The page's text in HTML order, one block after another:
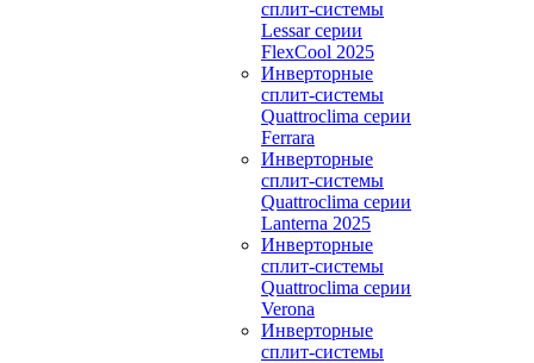
сплит-системы
Lessar серии
FlexCool 2025
Инверторные
сплит-системы
Quattroclima серии
Ferrara
Инверторные
сплит-системы
Quattroclima серии
Lanterna 2025
Инверторные
сплит-системы
Quattroclima серии
Verona
Инверторные
сплит-системы